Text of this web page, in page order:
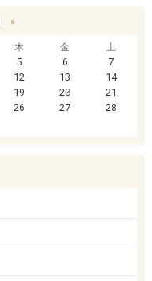
»
木 金
土
5 6
7
12 13
14
19 20
21
26 27
28